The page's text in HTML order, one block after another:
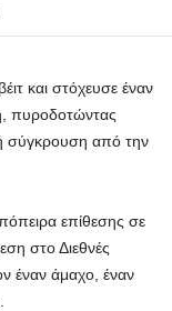
και στόχευσε έναν
πυροδοτώντας
σύγκρουση από την
επίθεσης σε
στο Διεθνές
έναν άμαχο, έναν